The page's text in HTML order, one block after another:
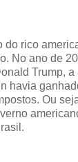
do rico
No ano de
Trump,
havia
Ou